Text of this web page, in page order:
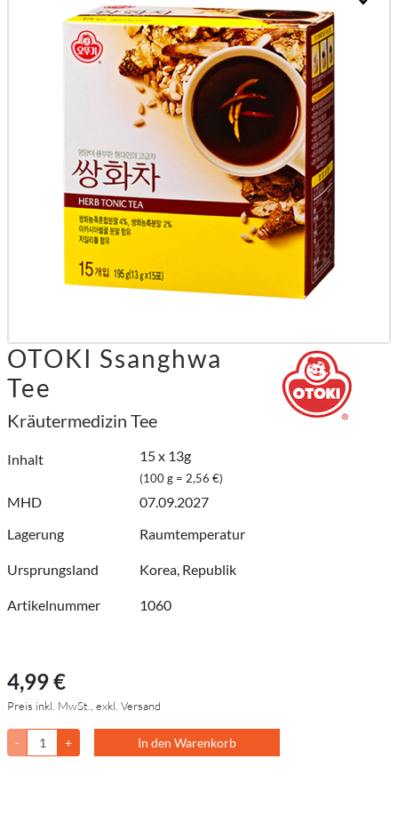
OTOKI Ssanghwa
Tee
Kräutermedizin Tee
Inhalt 15 x 13g
(100 g = 2,56 €)
MHD
07.09.2027
Lagerung
Raumtemperatur
Ursprungsland Korea, Republik
Artikelnummer 1060
4,99 €
Preis inkl. MwSt., exkl. Versand
- + In den Warenkorb